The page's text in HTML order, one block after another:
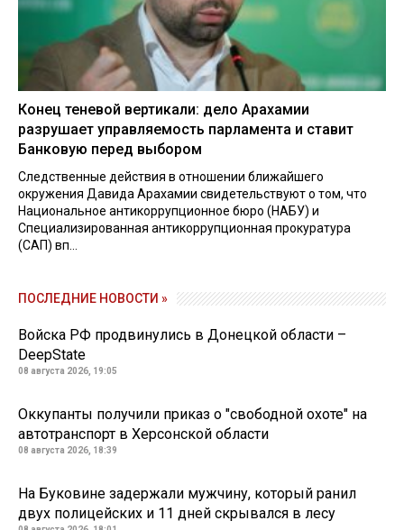
Конец теневой вертикали: дело Арахамии
разрушает управляемость парламента и ставит
Банковую перед выбором
Следственные действия в отношении ближайшего
окружения Давида Арахамии свидетельствуют о том, что
Национальное антикоррупционное бюро (НАБУ) и
Специализированная антикоррупционная прокуратура
(САП) вп...
ПОСЛЕДНИЕ НОВОСТИ »
Войска РФ продвинулись в Донецкой области –
DeepState
08 августа 2026, 19:05
Оккупанты получили приказ о "свободной охоте" на
автотранспорт в Херсонской области
08 августа 2026, 18:39
На Буковине задержали мужчину, который ранил
двух полицейских и 11 дней скрывался в лесу